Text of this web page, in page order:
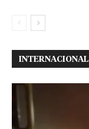
INTERNACIONAL